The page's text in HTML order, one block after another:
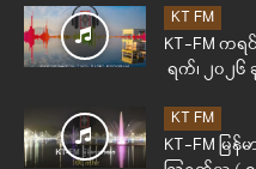
KT FM
KT-FM က
ရက်၊ ၂၀၂၆
KT FM
KT-FM မြ